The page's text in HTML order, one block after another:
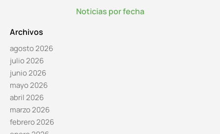
Noticias por fecha
Archivos
agosto 2026
julio 2026
junio 2026
mayo 2026
abril 2026
marzo 2026
febrero 2026